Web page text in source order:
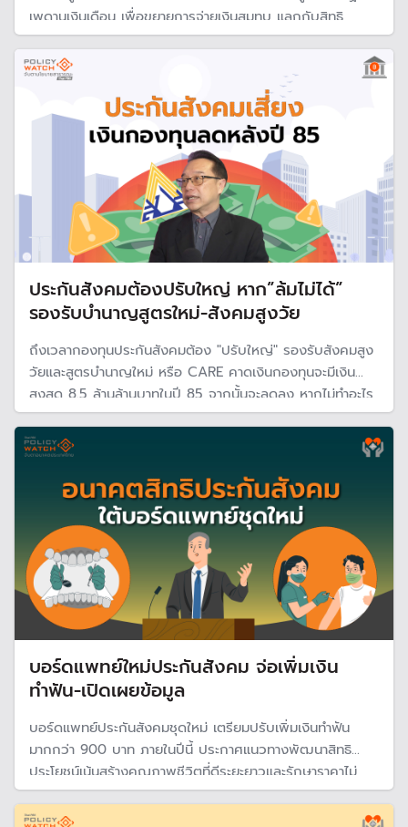
เพดานเงินเดือน เพื่อขยายการจ่ายเงินสมทบ แลกกับสิทธิ
ประโยชน์ที่เพิ่มขึ้น โดยจะเริ่มต้นในปี 69 แม้ว่าบอร์ดจะอนุมัติ
สูตรบำนาญใหม่ไปแล้ว แต่ต้องรอรัฐบาลใหม่ คาดใช้กลางปี
69
ประกันสังคมต้องปรับใหญ่ หาก”ล้มไม่ได้”
รองรับบำนาญสูตรใหม่-สังคมสูงวัย
ถึงเวลากองทุนประกันสังคมต้อง "ปรับใหญ่" รองรับสังคมสูง
วัยและสูตรบำนาญใหม่ หรือ CARE คาดเงินกองทุนจะมีเงิน
สูงสุด 8.5 ล้านล้านบาทในปี 85 จากนั้นจะลดลง หากไม่ทำอะไร
จะเดินสู่วิกฤต จำเป็นต้องปรับเพดานค่าจ้างใหม่ในการเก็บเงิน
สมทบ และจำเป็นต้องมีมืออาชีพบริหารกองทุน
บอร์ดแพทย์ใหม่ประกันสังคม จ่อเพิ่มเงิน
ทำฟัน-เปิดเผยข้อมูล
บอร์ดแพทย์ประกันสังคมชุดใหม่ เตรียมปรับเพิ่มเงินทำฟัน
มากกว่า 900 บาท ภายในปีนี้ ประกาศแนวทางพัฒนาสิทธิ
ประโยชน์เน้นสร้างคุณภาพชีวิตที่ดีระยะยาวและรักษาราคาไม่
แพง ยืนยันสิทธิการรักษาไม่ด้อยกว่าบัตรทอง พร้อมเตรียม
เปิดเผยข้อมูลประกันสังคมให้โปร่งใสมากขึ้น